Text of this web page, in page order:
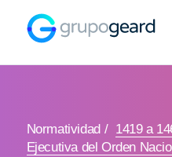
Normatividad / 1419 a
Ejecutiva del Orden